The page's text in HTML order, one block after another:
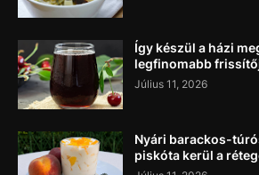
Így készül a házi
legfinomabb
Július 11, 2026
Nyári barackos-
piskóta kerül a